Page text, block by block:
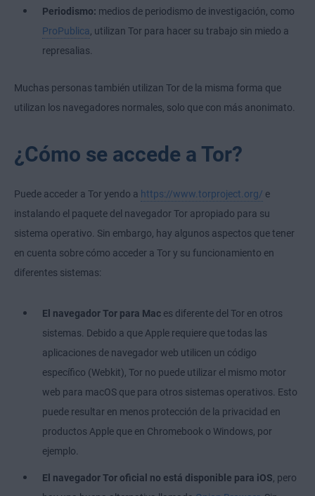
Periodismo: medios de periodismo de investigación, como
ProPublica, utilizan Tor para hacer su trabajo sin miedo a
represalias.
Muchas personas también utilizan Tor de la misma forma que
utilizan los navegadores normales, solo que con más anonimato.
¿Cómo se accede a Tor?
Puede acceder a Tor yendo a https://www.torproject.org/ e
instalando el paquete del navegador Tor apropiado para su
sistema operativo. Sin embargo, hay algunos aspectos que tener
en cuenta sobre cómo acceder a Tor y su funcionamiento en
diferentes sistemas:
El navegador Tor para Mac es diferente del Tor en otros
sistemas. Debido a que Apple requiere que todas las
aplicaciones de navegador web utilicen un código
específico (Webkit), Tor no puede utilizar el mismo motor
web para macOS que para otros sistemas operativos. Esto
puede resultar en menos protección de la privacidad en
productos Apple que en Chromebook o Windows, por
ejemplo.
El navegador Tor oficial no está disponible para iOS, pero